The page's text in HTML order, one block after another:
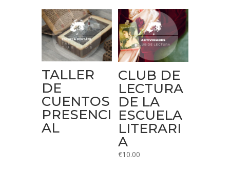
TALLER
DE
CUENTOS
PRESENCI
AL
CLUB DE
LECTURA
DE LA
ESCUELA
LITERARI
A
€10.00